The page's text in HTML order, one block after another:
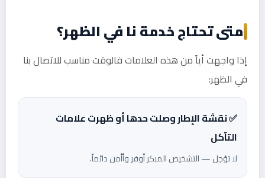
متى تحتاج خدمة نا في الظهر؟
إذا واجهت أياً من هذه العلامات فالوقت مناسب للاتصال بنا
في الظهر:
✅ نقشة الإطار وصلت حدها أو ظهرت علامات
التآكل
لا تؤجل — التشخيص المبكر أوفر وأأمن دائماً.